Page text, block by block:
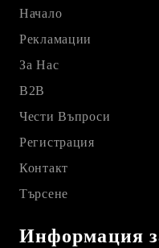
Начало
Рекламации
За Нас
B2B
Чести Въпроси
Регистрация
Контакт
Търсене
Информация